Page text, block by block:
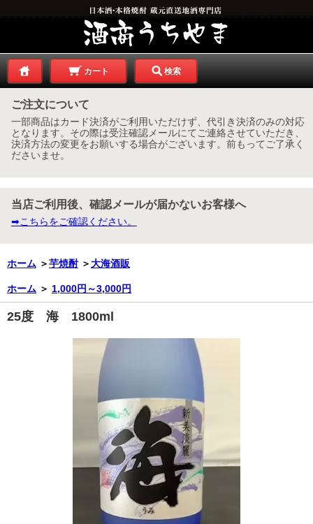
カート 検索
ご注文について
一部商品はカード決済がご利用いただけず、代引き決済のみの対応
となります。その際は受注確認メールにてご連絡させていただき、
決済方法の変更をお願いする場合がございます。前もってご了承く
ださいませ。
当店ご利用後、確認メールが届かないお客様へ
➡こちらをご確認ください。
ホーム ＞芋焼酎 ＞大海酒販
ホーム ＞ 1,000円～3,000円
25度 海 1800ml